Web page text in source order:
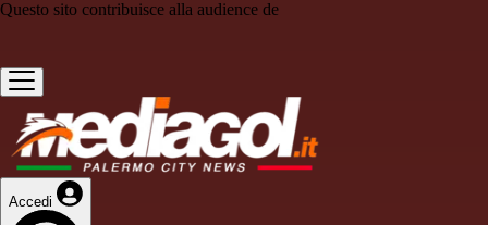
Questo sito contribuisce alla audience de
Accedi